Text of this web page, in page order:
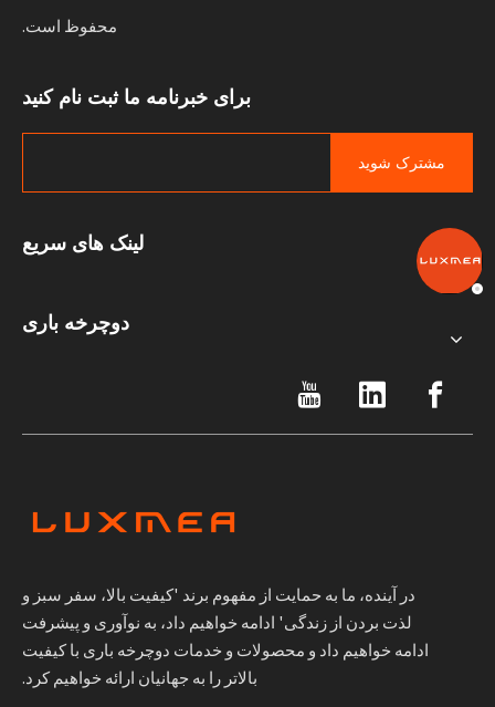
محفوظ است.
برای خبرنامه ما ثبت نام کنید
مشترک شوید
لینک های سریع
دوچرخه باری
در آینده، ما به حمایت از مفهوم برند 'کیفیت بالا، سفر سبز و
لذت بردن از زندگی' ادامه خواهیم داد، به نوآوری و پیشرفت
ادامه خواهیم داد و محصولات و خدمات دوچرخه باری با کیفیت
بالاتر را به جهانیان ارائه خواهیم کرد.